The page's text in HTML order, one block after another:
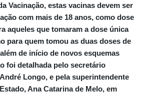
Vacinação, estas vacinas devem ser
com mais de 18 anos, como dose
aqueles que tomaram a dose única
para quem tomou as duas doses de
de início de novos esquemas
foi detalhada pelo secretário
Longo, e pela superintendente
Ana Catarina de Melo, em